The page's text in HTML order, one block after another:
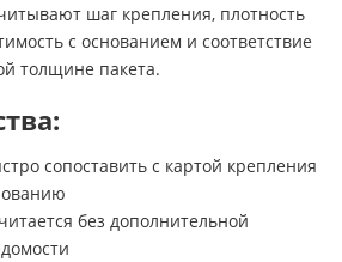
шаг крепления, плотность
с основанием и соответствие
толщине пакета.
сопоставить с картой крепления
без дополнительной